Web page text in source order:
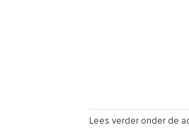
Lees verder onder de